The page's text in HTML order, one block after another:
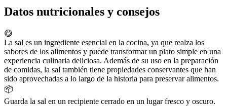
Datos nutricionales y consejos
😋
La sal es un ingrediente esencial en la cocina, ya que realza los
sabores de los alimentos y puede transformar un plato simple en una
experiencia culinaria deliciosa. Además de su uso en la preparación
de comidas, la sal también tiene propiedades conservantes que han
sido aprovechadas a lo largo de la historia para preservar alimentos.
📦
Guarda la sal en un recipiente cerrado en un lugar fresco y oscuro.